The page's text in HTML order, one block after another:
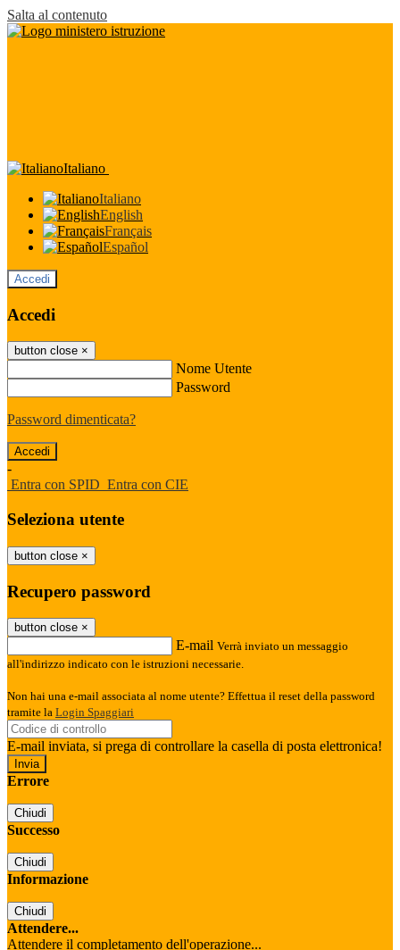
Salta al contenuto
Italiano
Italiano
English
Français
Español
Accedi
Accedi
button close ×
Nome Utente
Password
Password dimenticata?
-
Entra con SPID Entra con CIE
Seleziona utente
button close ×
Recupero password
button close ×
E-mail Verrà inviato un messaggio
all'indirizzo indicato con le istruzioni necessarie.
Non hai una e-mail associata al nome utente? Effettua il reset della password
tramite la Login Spaggiari
E-mail inviata, si prega di controllare la casella di posta elettronica!
Errore
Chiudi
Successo
Chiudi
Informazione
Chiudi
Attendere...
Attendere il completamento dell'operazione...